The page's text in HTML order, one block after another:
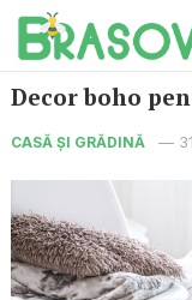
Decor boho
CASĂ ȘI GRĂDINĂ —